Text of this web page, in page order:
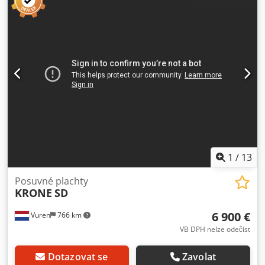
Zástrčka 15 pinů * Zařízení pro zvedání a spouštění *
hmotnost: 39 000 kg * Výrobce náprav: Krone * Vnitřní
rozměry vozidla: D = 13 620 mm, Š = 2 480 mm, V = 2 680
mm * Vnitřní objem: 91 m³ * Počet paletových míst: 34 *
z pružinové oceli jsou těžké a potenciálně nebezpečné
vkládací latě zcela zbytečné a navíc chrání proti krádeži.
Prohlášení o vyloučení odpovědnosti:
1 / 13
Vuren 766 km
Posuvné plachty
KRONE SD
6 900 €
VB DPH nelze odečíst
Dotazovat se Zavolat